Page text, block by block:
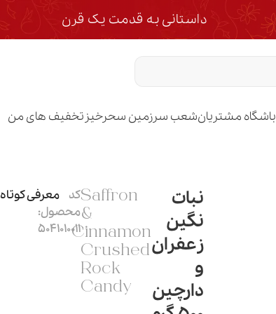
داستانی به قدمت یک قرن
باشگاه مشتریانشعب سرزمین سحرخیز تخفیف های من
نبات
نگین
زعفران
و
دارچین
Saffron
&
Cinnamon
Crushed
Rock
Candy
کد
محصول:
5041010011
معرفی کوتاه